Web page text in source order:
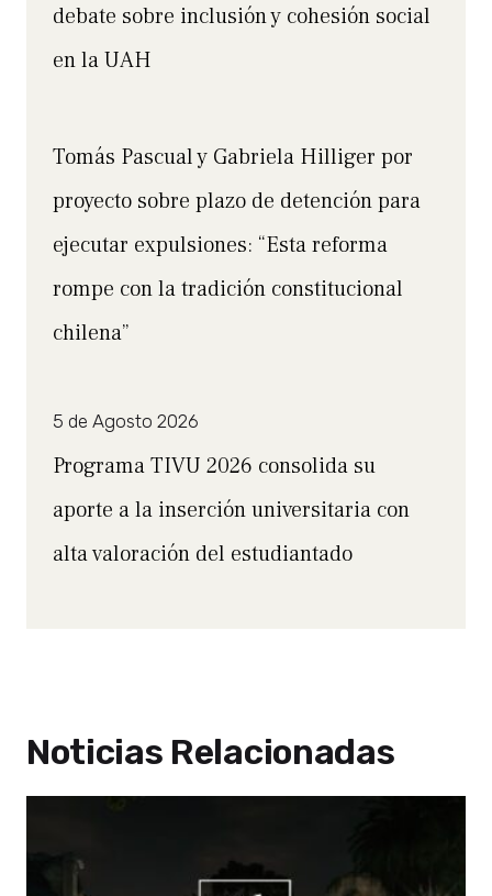
debate sobre inclusión y cohesión social
en la UAH
Tomás Pascual y Gabriela Hilliger por
proyecto sobre plazo de detención para
ejecutar expulsiones: “Esta reforma
rompe con la tradición constitucional
chilena”
5 de Agosto 2026
Programa TIVU 2026 consolida su
aporte a la inserción universitaria con
alta valoración del estudiantado
Noticias Relacionadas